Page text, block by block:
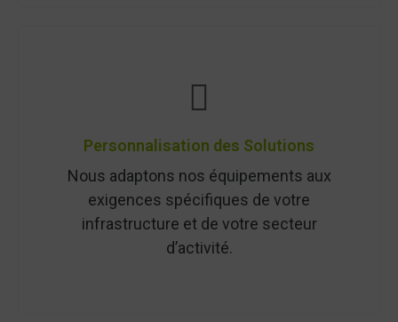
Personnalisation des Solutions
Nous adaptons nos équipements aux
exigences spécifiques de votre
infrastructure et de votre secteur
d’activité.